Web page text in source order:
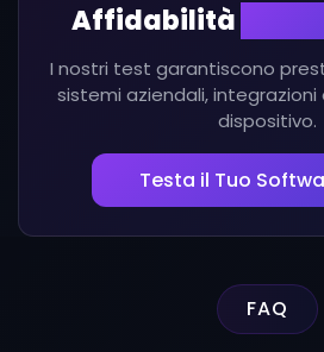
Affidabilità
I nostri test garantiscono
sistemi aziendali,
dispositivo.
Testa il Tuo
FAQ